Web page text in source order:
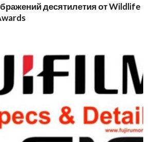
десятилетия от Wildlife